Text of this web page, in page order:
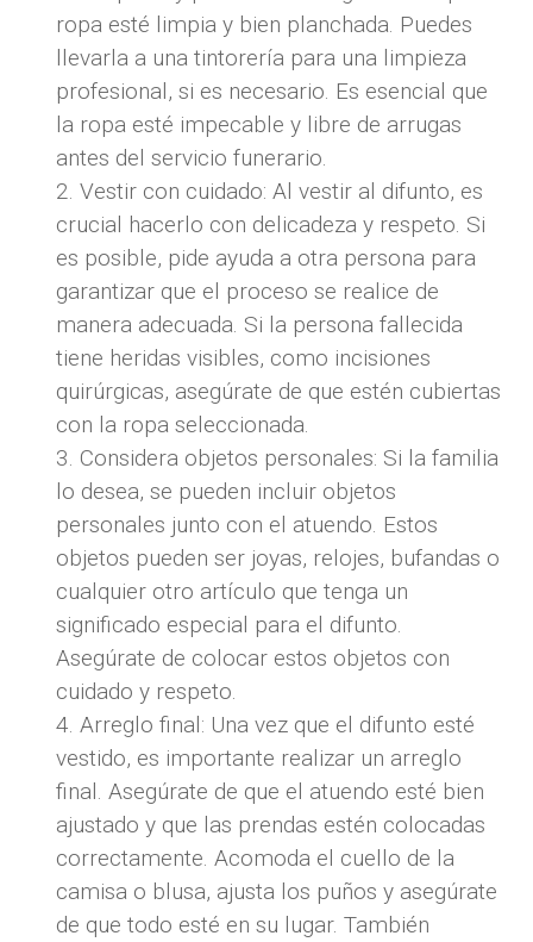
ropa esté limpia y bien planchada. Puedes
llevarla a una tintorería para una limpieza
profesional, si es necesario. Es esencial que
la ropa esté impecable y libre de arrugas
antes del servicio funerario.
Vestir con cuidado: Al vestir al difunto, es
crucial hacerlo con delicadeza y respeto. Si
es posible, pide ayuda a otra persona para
garantizar que el proceso se realice de
manera adecuada. Si la persona fallecida
tiene heridas visibles, como incisiones
quirúrgicas, asegúrate de que estén cubiertas
con la ropa seleccionada.
Considera objetos personales: Si la familia
lo desea, se pueden incluir objetos
personales junto con el atuendo. Estos
objetos pueden ser joyas, relojes, bufandas o
cualquier otro artículo que tenga un
significado especial para el difunto.
Asegúrate de colocar estos objetos con
cuidado y respeto.
Arreglo final: Una vez que el difunto esté
vestido, es importante realizar un arreglo
final. Asegúrate de que el atuendo esté bien
ajustado y que las prendas estén colocadas
correctamente. Acomoda el cuello de la
camisa o blusa, ajusta los puños y asegúrate
de que todo esté en su lugar. También